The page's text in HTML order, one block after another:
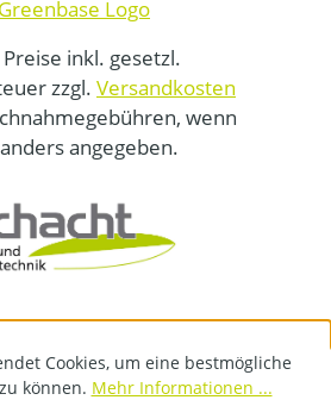
inkl. gesetzl.
zzgl. Versandkosten
wenn
angegeben.
Cookies, um eine bestmögliche
können. Mehr Informationen ...